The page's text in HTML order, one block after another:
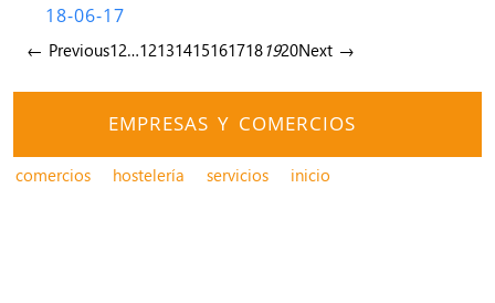
18-06-17
← Previous12…121314151617181920Next →
EMPRESAS Y COMERCIOS
comercios hostelería servicios inicio